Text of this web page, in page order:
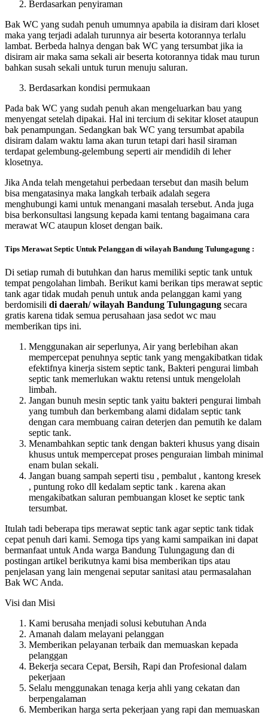
Berdasarkan penyiraman
Bak WC yang sudah penuh umumnya apabila ia disiram dari kloset
maka yang terjadi adalah turunnya air beserta kotorannya terlalu
lambat. Berbeda halnya dengan bak WC yang tersumbat jika ia
disiram air maka sama sekali air beserta kotorannya tidak mau turun
bahkan susah sekali untuk turun menuju saluran.
Berdasarkan kondisi permukaan
Pada bak WC yang sudah penuh akan mengeluarkan bau yang
menyengat setelah dipakai. Hal ini tercium di sekitar kloset ataupun
bak penampungan. Sedangkan bak WC yang tersumbat apabila
disiram dalam waktu lama akan turun tetapi dari hasil siraman
terdapat gelembung-gelembung seperti air mendidih di leher
klosetnya.
Jika Anda telah mengetahui perbedaan tersebut dan masih belum
bisa mengatasinya maka langkah terbaik adalah segera
menghubungi kami untuk menangani masalah tersebut. Anda juga
bisa berkonsultasi langsung kepada kami tentang bagaimana cara
merawat WC ataupun kloset dengan baik.
Tips Merawat Septic Untuk Pelanggan di wilayah Bandung Tulungagung :
Di setiap rumah di butuhkan dan harus memiliki septic tank untuk
tempat pengolahan limbah. Berikut kami berikan tips merawat septic
tank agar tidak mudah penuh untuk anda pelanggan kami yang
berdomisili di daerah/ wilayah Bandung Tulungagung secara
gratis karena tidak semua perusahaan jasa sedot wc mau
memberikan tips ini.
Menggunakan air seperlunya, Air yang berlebihan akan
mempercepat penuhnya septic tank yang mengakibatkan tidak
efektifnya kinerja sistem septic tank, Bakteri pengurai limbah
septic tank memerlukan waktu retensi untuk mengelolah
limbah.
Jangan bunuh mesin septic tank yaitu bakteri pengurai limbah
yang tumbuh dan berkembang alami didalam septic tank
dengan cara membuang cairan deterjen dan pemutih ke dalam
septic tank.
Menambahkan septic tank dengan bakteri khusus yang disain
khusus untuk mempercepat proses penguraian limbah minimal
enam bulan sekali.
Jangan buang sampah seperti tisu , pembalut , kantong kresek
, puntung roko dll kedalam septic tank . karena akan
mengakibatkan saluran pembuangan kloset ke septic tank
tersumbat.
Itulah tadi beberapa tips merawat septic tank agar septic tank tidak
cepat penuh dari kami. Semoga tips yang kami sampaikan ini dapat
bermanfaat untuk Anda warga Bandung Tulungagung dan di
postingan artikel berikutnya kami bisa memberikan tips atau
penjelasan yang lain mengenai seputar sanitasi atau permasalahan
Bak WC Anda.
Visi dan Misi
Kami berusaha menjadi solusi kebutuhan Anda
Amanah dalam melayani pelanggan
Memberikan pelayanan terbaik dan memuaskan kepada
pelanggan
Bekerja secara Cepat, Bersih, Rapi dan Profesional dalam
pekerjaan
Selalu menggunakan tenaga kerja ahli yang cekatan dan
berpengalaman
Memberikan harga serta pekerjaan yang rapi dan memuaskan